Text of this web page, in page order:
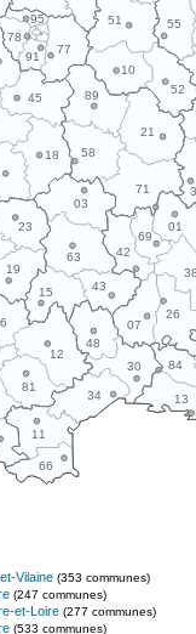
10
11
12
13
15
18
19
21
23
26
30
34
42
43
45
48
51
52
55
58
63
66
69
01
03
07
71
77
78
81
84
89
91
95
Vilaine (353 communes)
(247 communes)
et-Loire (277 communes)
(533 communes)